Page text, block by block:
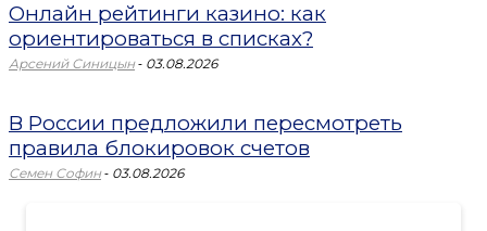
Онлайн рейтинги казино: как
ориентироваться в списках?
Арсений Синицын - 03.08.2026
В России предложили пересмотреть
правила блокировок счетов
Семен Софин - 03.08.2026